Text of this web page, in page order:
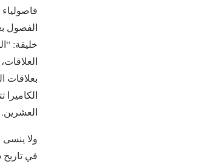
الفصول
خليفة:
بعلاقات
العشرين.
ولا ينسى
في تاريخ